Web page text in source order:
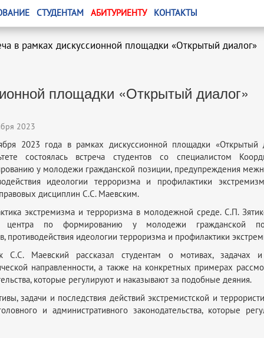
СТУДЕНТАМ АБИТУРИЕНТУ КОНТАКТЫ
в рамках дискуссионной площадки «Открытый диалог»
площадки «Открытый диалог»
2023
2023 года в рамках дискуссионной площадки «Открытый
состоялась встреча студентов со специалистом
у молодежи гражданской позиции, предупреждения
идеологии терроризма и профилактики
дисциплин С.С. Маевским.
экстремизма и терроризма в молодежной среде. С.П.
центра по формированию у молодежи гражданской
противодействия идеологии терроризма и профилактики
С.С. Маевский рассказал студентам о мотивах, задачах и
направленности, а также на конкретных примерах
которые регулируют и наказывают за подобные деяния.
задачи и последствия действий экстремистской и
и административного законодательства, которые